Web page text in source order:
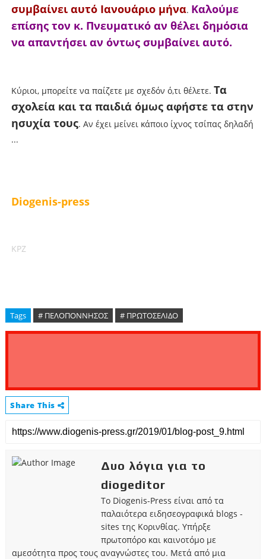
συμβαίνει αυτό Ιανουάριο μήνα. Καλούμε
επίσης τον κ. Πνευματικό αν θέλει δημόσια
να απαντήσει αν όντως συμβαίνει αυτό.
Κύριοι, μπορείτε να παίζετε με σχεδόν ό,τι θέλετε. Τα
σχολεία και τα παιδιά όμως αφήστε τα στην
ησυχία τους. Αν έχει μείνει κάποιο ίχνος τσίπας δηλαδή
...
Diogenis-press
ΚΡΖ
Tags # ΠΕΛΟΠΟΝΝΗΣΟΣ # ΠΡΩΤΟΣΕΛΙΔΟ
Share This
Δυο λόγια για το
diogeditor
Το Diogenis-Press είναι από τα
παλαιότερα ειδησεογραφικά blogs -
sites της Κορινθίας. Υπήρξε
πρωτοπόρο και καινοτόμο με
αμεσότητα προς τους αναγνώστες του. Μετά από μια